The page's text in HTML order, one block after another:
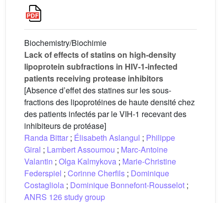
Biochemistry/Biochimie
Lack of effects of statins on high-density
lipoprotein subfractions in HIV-1-infected
patients receiving protease inhibitors
[Absence d’effet des statines sur les sous-
fractions des lipoprotéines de haute densité chez
des patients infectés par le VIH-1 recevant des
inhibiteurs de protéase]
Randa Bittar ; Élisabeth Aslangul ; Philippe
Giral ; Lambert Assoumou ; Marc-Antoine
Valantin ; Olga Kalmykova ; Marie-Christine
Federspiel ; Corinne Cherfils ; Dominique
Costagliola ; Dominique Bonnefont-Rousselot ;
ANRS 126 study group